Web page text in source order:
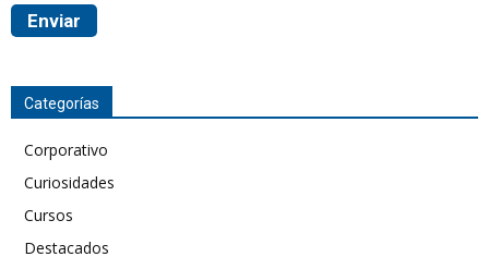
Categorías
Corporativo
Curiosidades
Cursos
Destacados